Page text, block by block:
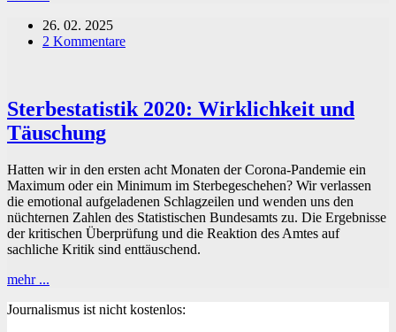
CoV-
2:
oder
neues
Narrativ?
26. 02. 2025
2 Kommentare
Sterbestatistik 2020: Wirklichkeit und
Täuschung
Hatten wir in den ersten acht Monaten der Corona-Pandemie ein
Maximum oder ein Minimum im Sterbegeschehen? Wir verlassen
die emotional aufgeladenen Schlagzeilen und wenden uns den
nüchternen Zahlen des Statistischen Bundesamts zu. Die Ergebnisse
der kritischen Überprüfung und die Reaktion des Amtes auf
sachliche Kritik sind enttäuschend.
mehr ...
Wirklichkeit
Journalismus ist nicht kostenlos: